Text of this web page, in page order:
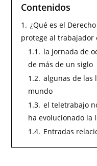
Contenidos
1. ¿Qué es el
protege al trabajador
1.1. la jornada de
de más de un siglo
1.2. algunas de las
mundo
1.3. el teletrabajo
ha evolucionado la
1.4. Entradas